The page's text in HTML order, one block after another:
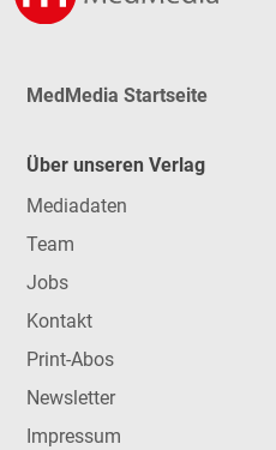
MedMedia Startseite
Über unseren Verlag
Mediadaten
Team
Jobs
Kontakt
Print-Abos
Newsletter
Impressum